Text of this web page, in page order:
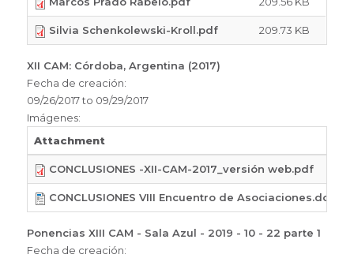
Silvia Schenkolewski-Kroll.pdf 209.73 KB
XII CAM: Córdoba, Argentina (2017)
Fecha de creación:
09/26/2017to 09/29/2017
Imágenes:
Attachment
CONCLUSIONES -XII-CAM-2017_versión web.pdf
CONCLUSIONES VIII Encuentro de Asociaciones.docx
Ponencias XIII CAM - Sala Azul - 2019 - 10 - 22 parte 1
Fecha de creación: